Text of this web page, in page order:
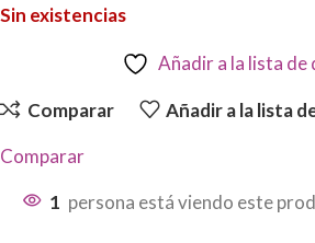
Sin existencias
Añadir a la lista de
Comparar Añadir a la lista
Comparar
1 persona está viendo este